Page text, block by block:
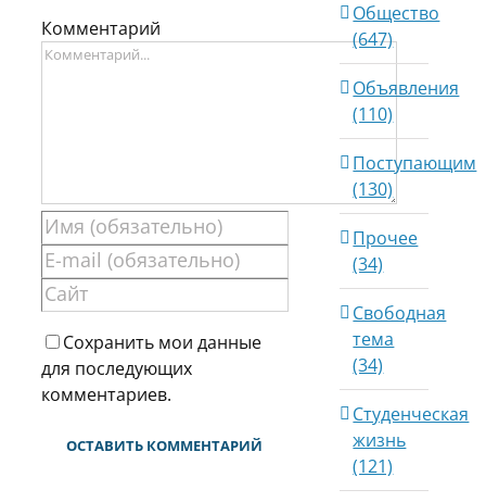
Комментарий
Сохранить мои данные
для последующих
комментариев.
Общество
(647)
Объявления
(110)
Поступающим
(130)
Прочее
(34)
Свободная
тема
(34)
Студенческая
жизнь
(121)